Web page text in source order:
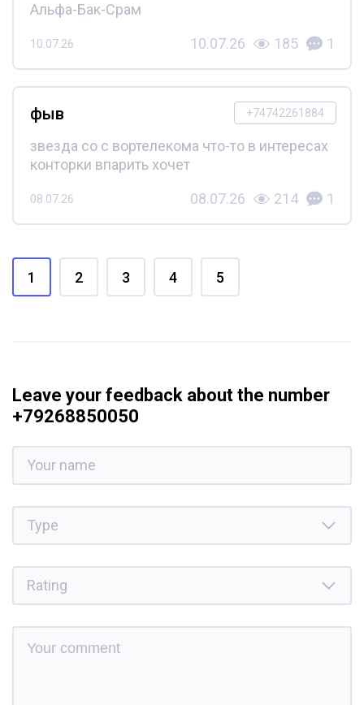
Альфа-Бак-Срам
10.07.26 10.07.26 185 1
+74742261884
фыв
звезда со с вортелекома что-то в интересах
конторки впарить хочет
08.07.26 08.07.26 214 1
1 2 3 4 5
Leave your feedback about the number
+79268850050